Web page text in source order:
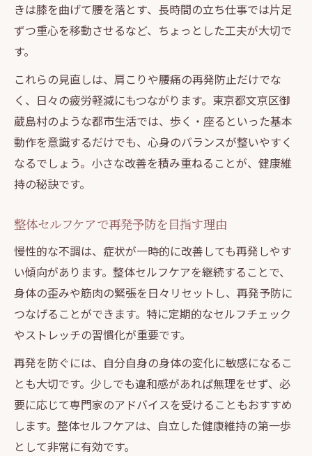
きは膝を曲げて腰を落とす、長時間の立ち仕事では片足
ずつ重心を移動させるなど、ちょっとした工夫が大切で
す。
これらの見直しは、肩こりや腰痛の再発防止だけでな
く、日々の疲労軽減にもつながります。東京都文京区御
蔵島村のような都市生活では、歩く・座るといった基本
動作を意識するだけでも、心身のバランスが整いやすく
なるでしょう。小さな改善を積み重ねることが、健康維
持の秘訣です。
整体セルフケアで再発予防を目指す理由
慢性的な不調は、症状が一時的に改善しても再発しやす
い傾向があります。整体セルフケアを継続することで、
身体の歪みや筋肉の緊張を日々リセットし、再発予防に
つなげることができます。特に定期的なセルフチェック
やストレッチの習慣化が重要です。
再発を防ぐには、自分自身の身体の変化に敏感になるこ
とも大切です。少しでも違和感があれば無理をせず、必
要に応じて専門家のアドバイスを受けることもおすすめ
します。整体セルフケアは、自立した健康維持の第一歩
として非常に有効です。